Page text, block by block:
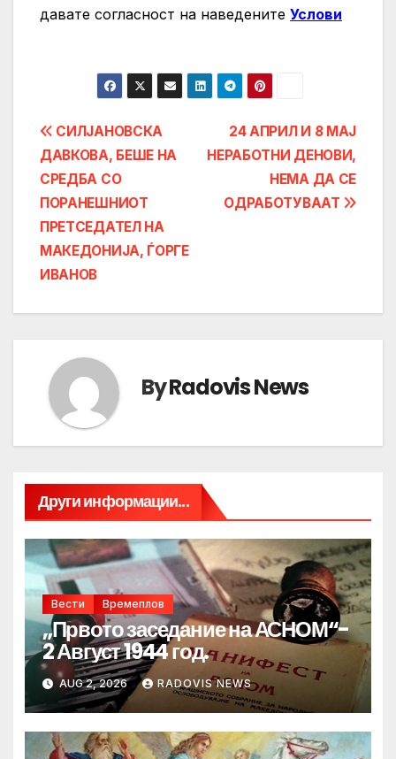
давате согласност на нaведените Услови
Post
navigation
24 АПРИЛ И 8 МАЈ
НЕРАБОТНИ ДЕНОВИ,
НЕМА ДА СЕ
ОДРАБОТУВААТ
СИЛЈАНОВСКА
ДАВКОВА, БЕШЕ НА
СРЕДБА СО
ПОРАНЕШНИОТ
ПРЕТСЕДАТЕЛ НА
МАКЕДОНИЈА, ЃОРГЕ
ИВАНОВ
ByRadovis News
Други информации...
Вести Времеплов
„Првото заседание на АСНОМ“-
2 Август 1944 год.
AUG 2, 2026 RADOVIS NEWS